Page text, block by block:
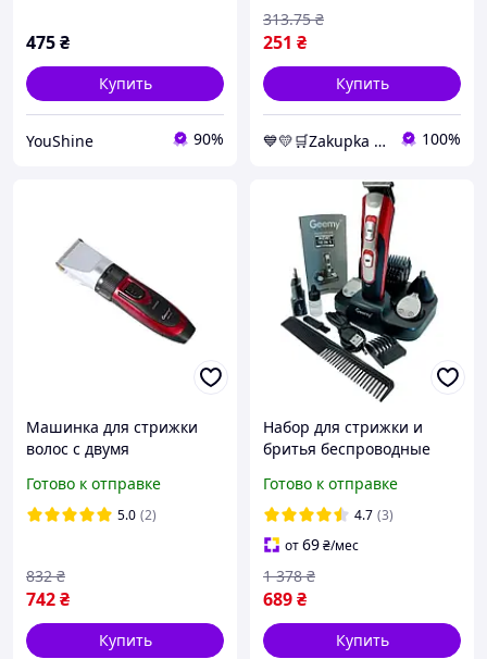
475₴
Купить
YouShine 90%
251 ₴
313.75 ₴
Купить
💙💛🛒Zakupka - магазин для удобных покупок, с быстрой доставкой по Украине🎁％🚚 ⤵ 100%
Машинка для стрижки
волос с двумя
GM-550 Триммер
аккумуляторный с
Готово к отправке
5.0 (2)
742₴
832 ₴
Купить
Набор для стрижки и
бритья беспроводные
Geemy машинка для
стрижки волос
беспроводная PMX
Готово к отправке
4.7 (3)
от69₴/мес
689₴
1 378 ₴
Купить